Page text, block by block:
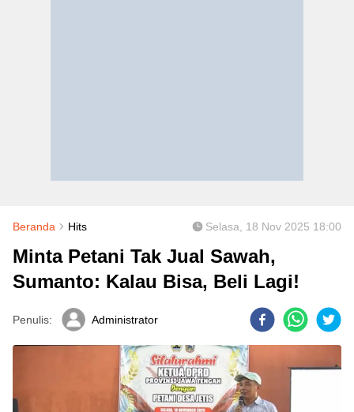
Beranda Hits Selasa, 18 Nov 2025 18:00
Minta Petani Tak Jual Sawah,
Sumanto: Kalau Bisa, Beli Lagi!
Penulis: Administrator